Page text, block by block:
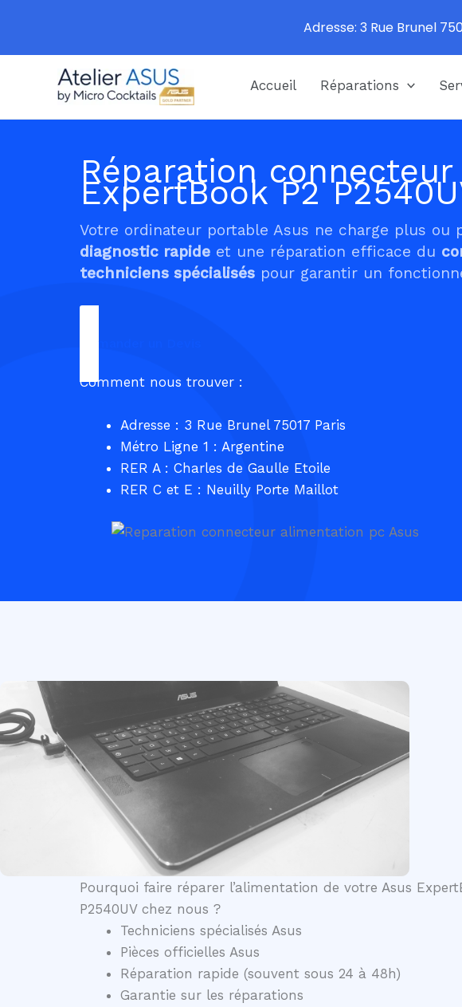
Accueil Réparations
Réparation
ExpertBook P2
Votre ordinateur portable Asus ne charge plus ou
diagnostic rapide et une réparation efficace du
techniciens spécialisés pour garantir un
Comment nous trouver :
Adresse : 3 Rue Brunel 75017 Paris
Métro Ligne 1 : Argentine
RER A : Charles de Gaulle Etoile
RER C et E : Neuilly Porte Maillot
Pourquoi faire réparer l’alimentation de votre Asus
P2540UV chez nous ?
Techniciens spécialisés Asus
Pièces officielles Asus
Réparation rapide (souvent sous 24 à 48h)
Garantie sur les réparations
Adresse: 3 Rue Brunel